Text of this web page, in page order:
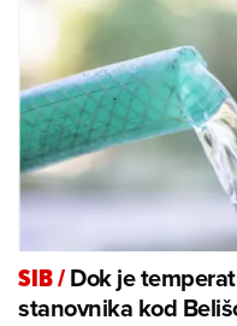
SIB/Dok je
stanovnika kod